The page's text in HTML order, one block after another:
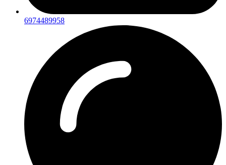
6974489958